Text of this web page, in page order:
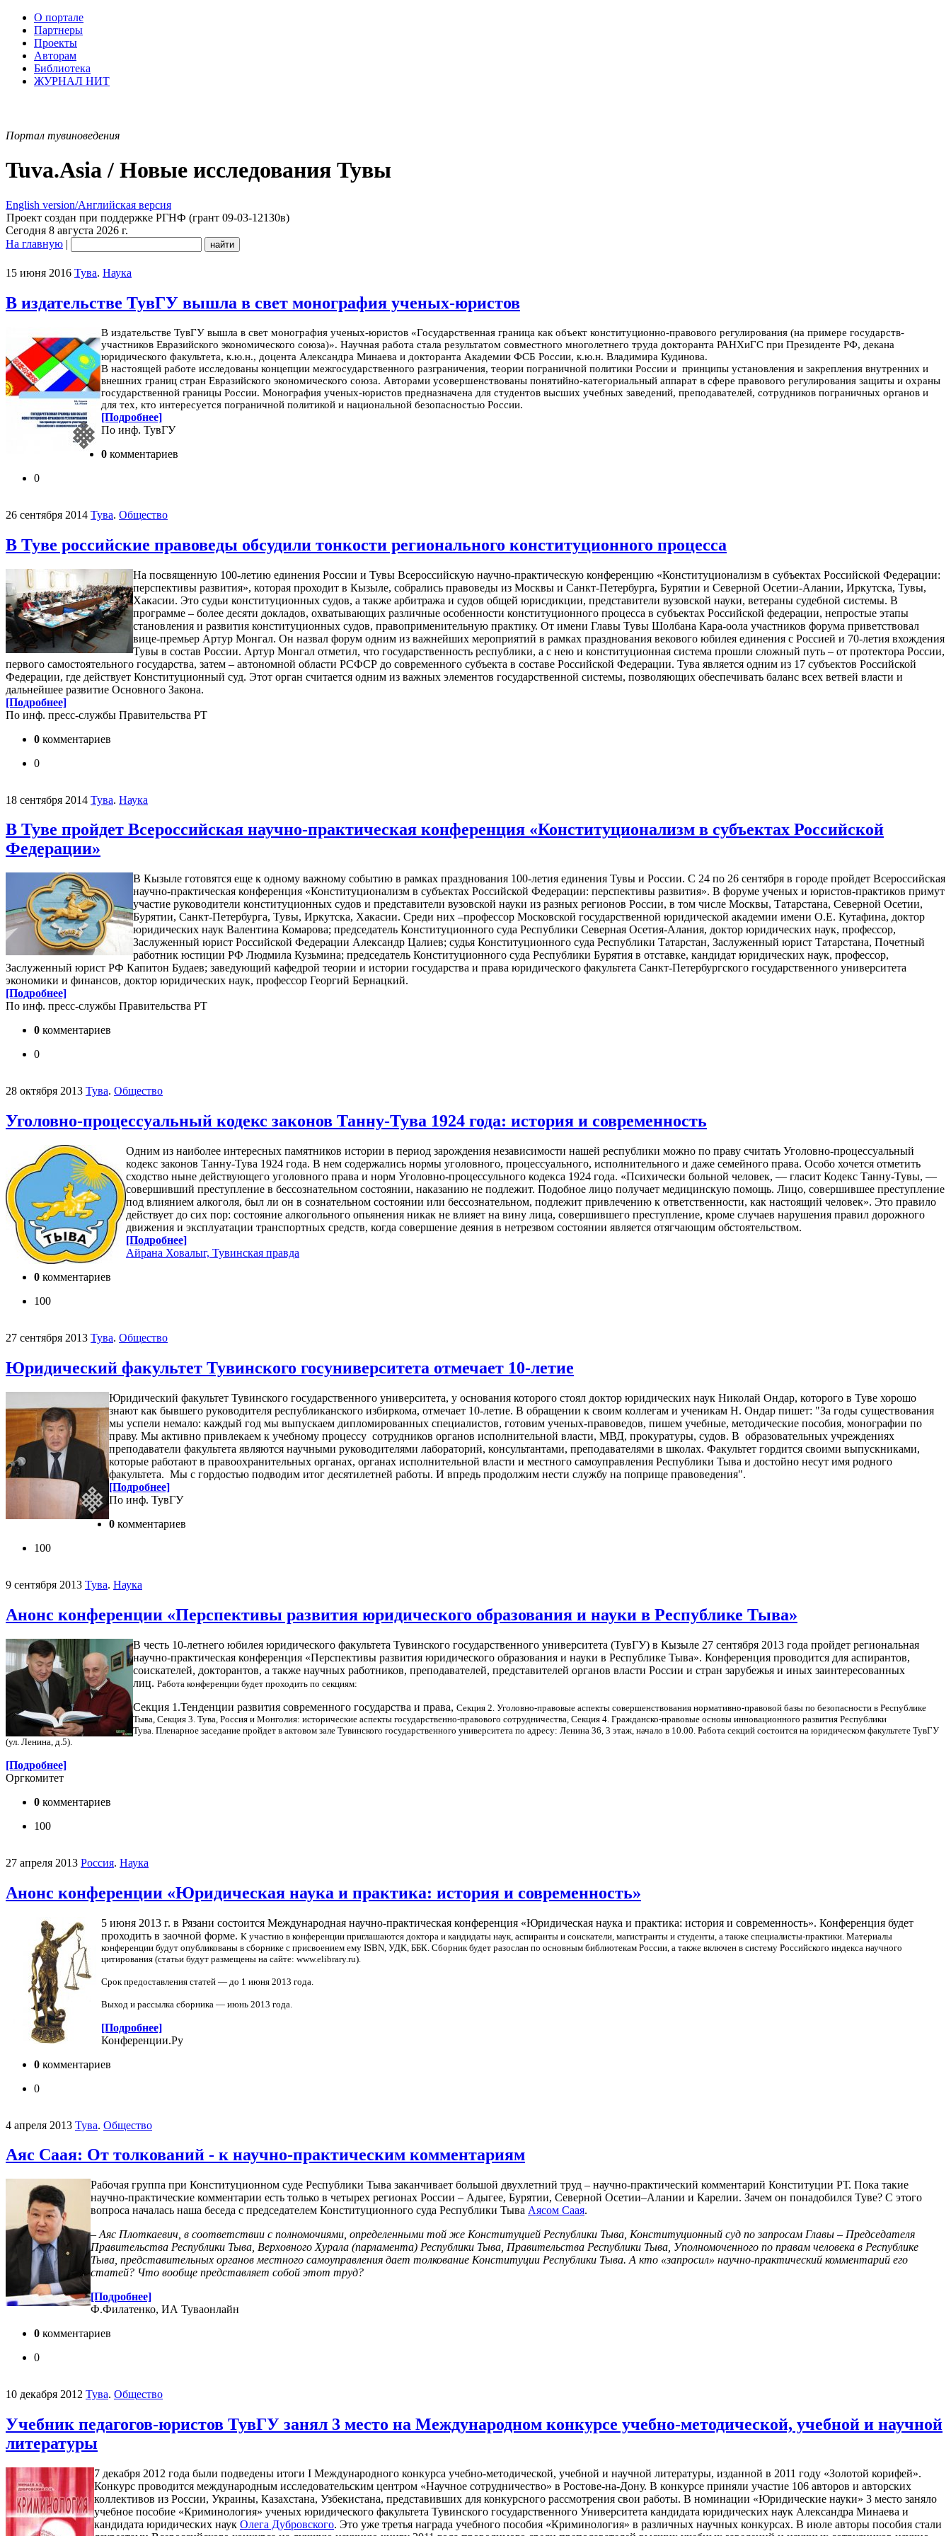
О портале
Партнеры
Проекты
Авторам
Библиотека
ЖУРНАЛ НИТ
Портал тувиноведения
Tuva.Asia / Новые исследования Тувы
English version/Английская версия
Проект создан при поддержке РГНФ (грант 09-03-12130в)
Сегодня 8 августа 2026 г.
На главную |
15 июня 2016 Тува. Наука
В издательстве ТувГУ вышла в свет монография ученых-юристов
В издательстве ТувГУ вышла в свет монография ученых-юристов «Государственная граница как объект конституционно-правового регулирования (на примере государств-
участников Евразийского экономического союза)». Научная работа стала результатом совместного многолетнего труда докторанта РАНХиГС при Президенте РФ, декана
юридического факультета, к.ю.н., доцента Александра Минаева и докторанта Академии ФСБ России, к.ю.н. Владимира Кудинова.
В настоящей работе исследованы концепции межгосударственного разграничения, теории пограничной политики России и принципы установления и закрепления внутренних и
внешних границ стран Евразийского экономического союза. Авторами усовершенствованы понятийно-категориальный аппарат в сфере правового регулирования защиты и охраны
государственной границы России. Монография ученых-юристов предназначена для студентов высших учебных заведений, преподавателей, сотрудников пограничных органов и
для тех, кто интересуется пограничной политикой и национальной безопасностью России.
[Подробнее]
По инф. ТувГУ
0 комментариев
0
26 сентября 2014 Тува. Общество
В Туве российские правоведы обсудили тонкости регионального конституционного процесса
На посвященную 100-летию единения России и Тувы Всероссийскую научно-практическую конференцию «Конституционализм в субъектах Российской Федерации:
перспективы развития», которая проходит в Кызыле, собрались правоведы из Москвы и Санкт-Петербурга, Бурятии и Северной Осетии-Алании, Иркутска, Тувы,
Хакасии. Это судьи конституционных судов, а также арбитража и судов общей юрисдикции, представители вузовской науки, ветераны судебной системы. В
программе – более десяти докладов, охватывающих различные особенности конституционного процесса в субъектах Российской федерации, непростые этапы
становления и развития конституционных судов, правоприменительную практику. От имени Главы Тувы Шолбана Кара-оола участников форума приветствовал
вице-премьер Артур Монгал. Он назвал форум одним из важнейших мероприятий в рамках празднования векового юбилея единения с Россией и 70-летия вхождения
Тувы в состав России. Артур Монгал отметил, что государственность республики, а с нею и конституционная система прошли сложный путь – от протектора России,
первого самостоятельного государства, затем – автономной области РСФСР до современного субъекта в составе Российской Федерации. Тува является одним из 17 субъектов Российской
Федерации, где действует Конституционный суд. Этот орган считается одним из важных элементов государственной системы, позволяющих обеспечивать баланс всех ветвей власти и
дальнейшее развитие Основного Закона.
[Подробнее]
По инф. пресс-службы Правительства РТ
0 комментариев
0
18 сентября 2014 Тува. Наука
В Туве пройдет Всероссийская научно-практическая конференция «Конституционализм в субъектах Российской
Федерации»
В Кызыле готовятся еще к одному важному событию в рамках празднования 100-летия единения Тувы и России. С 24 по 26 сентября в городе пройдет Всероссийская
научно-практическая конференция «Конституционализм в субъектах Российской Федерации: перспективы развития». В форуме ученых и юристов-практиков примут
участие руководители конституционных судов и представители вузовской науки из разных регионов России, в том числе Москвы, Татарстана, Северной Осетии,
Бурятии, Санкт-Петербурга, Тувы, Иркутска, Хакасии. Среди них –профессор Московской государственной юридической академии имени О.Е. Кутафина, доктор
юридических наук Валентина Комарова; председатель Конституционного суда Республики Северная Осетия-Алания, доктор юридических наук, профессор,
Заслуженный юрист Российской Федерации Александр Цалиев; судья Конституционного суда Республики Татарстан, Заслуженный юрист Татарстана, Почетный
работник юстиции РФ Людмила Кузьмина; председатель Конституционного суда Республики Бурятия в отставке, кандидат юридических наук, профессор,
Заслуженный юрист РФ Капитон Будаев; заведующий кафедрой теории и истории государства и права юридического факультета Санкт-Петербургского государственного университета
экономики и финансов, доктор юридических наук, профессор Георгий Бернацкий.
[Подробнее]
По инф. пресс-службы Правительства РТ
0 комментариев
0
28 октября 2013 Тува. Общество
Уголовно-процессуальный кодекс законов Танну-Тува 1924 года: история и современность
Одним из наиболее интересных памятников истории в период зарождения независимости нашей республики можно по праву считать Уголовно-процессуальный
кодекс законов Танну-Тува 1924 года. В нем содержались нормы уголовного, процессуального, исполнительного и даже семейного права. Особо хочется отметить
сходство ныне действующего уголовного права и норм Уголовно-процессульного кодекса 1924 года. «Психически больной человек, — гласит Кодекс Танну-Тувы, —
совершивший преступление в бессознательном состоянии, наказанию не подлежит. Подобное лицо получает медицинскую помощь. Лицо, совершившее преступление
под влиянием алкоголя, был ли он в сознательном состоянии или бессознательном, подлежит привлечению к ответственности, как настоящий человек». Это правило
действует до сих пор: состояние алкогольного опьянения никак не влияет на вину лица, совершившего преступление, кроме случаев нарушения правил дорожного
движения и эксплуатации транспортных средств, когда совершение деяния в нетрезвом состоянии является отягчающим обстоятельством.
[Подробнее]
Айрана Ховалыг, Тувинская правда
0 комментариев
100
27 сентября 2013 Тува. Общество
Юридический факультет Тувинского госуниверситета отмечает 10-летие
Юридический факультет Тувинского государственного университета, у основания которого стоял доктор юридических наук Николай Ондар, которого в Туве хорошо
знают как бывшего руководителя республиканского избиркома, отмечает 10-летие. В обращении к своим коллегам и ученикам Н. Ондар пишет: "За годы существования
мы успели немало: каждый год мы выпускаем дипломированных специалистов, готовим ученых-правоведов, пишем учебные, методические пособия, монографии по
праву. Мы активно привлекаем к учебному процессу сотрудников органов исполнительной власти, МВД, прокуратуры, судов. В образовательных учреждениях
преподаватели факультета являются научными руководителями лабораторий, консультантами, преподавателями в школах. Факультет гордится своими выпускниками,
которые работают в правоохранительных органах, органах исполнительной власти и местного самоуправления Республики Тыва и достойно несут имя родного
факультета. Мы с гордостью подводим итог десятилетней работы. И впредь продолжим нести службу на поприще правоведения".
[Подробнее]
По инф. ТувГУ
0 комментариев
100
9 сентября 2013 Тува. Наука
Анонс конференции «Перспективы развития юридического образования и науки в Республике Тыва»
В честь 10-летнего юбилея юридического факультета Тувинского государственного университета (ТувГУ) в Кызыле 27 сентября 2013 года пройдет региональная
научно-практическая конференция «Перспективы развития юридического образования и науки в Республике Тыва». Конференция проводится для аспирантов,
соискателей, докторантов, а также научных работников, преподавателей, представителей органов власти России и стран зарубежья и иных заинтересованных
лиц. Работа конференции будет проходить по секциям:
Секция 1.Тенденции развития современного государства и права, Секция 2. Уголовно-правовые аспекты совершенствования нормативно-правовой базы по безопасности в Республике
Тыва, Секция 3. Тува, Россия и Монголия: исторические аспекты государственно-правового сотрудничества, Секция 4. Гражданско-правовые основы инновационного развития Республики
Тува. Пленарное заседание пройдет в актовом зале Тувинского государственного университета по адресу: Ленина 36, 3 этаж, начало в 10.00. Работа секций состоится на юридическом факультете ТувГУ
(ул. Ленина, д.5).
[Подробнее]
Оргкомитет
0 комментариев
100
27 апреля 2013 Россия. Наука
Анонс конференции «Юридическая наука и практика: история и современность»
5 июня 2013 г. в Рязани состоится Международная научно-практическая конференция «Юридическая наука и практика: история и современность». Конференция будет
проходить в заочной форме. К участию в конференции приглашаются доктора и кандидаты наук, аспиранты и соискатели, магистранты и студенты, а также специалисты-практики. Материалы
конференции будут опубликованы в сборнике с присвоением ему ISBN, УДК, ББК. Сборник будет разослан по основным библиотекам России, а также включен в систему Российского индекса научного
цитирования (статьи будут размещены на сайте: www.elibrary.ru).
Срок предоставления статей — до 1 июня 2013 года.
Выход и рассылка сборника — июнь 2013 года.
[Подробнее]
Конференции.Ру
0 комментариев
0
4 апреля 2013 Тува. Общество
Аяс Саая: От толкований - к научно-практическим комментариям
Рабочая группа при Конституционном суде Республики Тыва заканчивает большой двухлетний труд – научно-практический комментарий Конституции РТ. Пока такие
научно-практические комментарии есть только в четырех регионах России – Адыгее, Бурятии, Северной Осетии–Алании и Карелии. Зачем он понадобился Туве? С этого
вопроса началась наша беседа с председателем Конституционного суда Республики Тыва Аясом Саая.
– Аяс Плоткаевич, в соответствии с полномочиями, определенными той же Конституцией Республики Тыва, Конституционный суд по запросам Главы – Председателя
Правительства Республики Тыва, Верховного Хурала (парламента) Республики Тыва, Правительства Республики Тыва, Уполномоченного по правам человека в Республике
Тыва, представительных органов местного самоуправления дает толкование Конституции Республики Тыва. А кто «запросил» научно-практический комментарий его
статей? Что вообще представляет собой этот труд?
[Подробнее]
Ф.Филатенко, ИА Туваонлайн
0 комментариев
0
10 декабря 2012 Тува. Общество
Учебник педагогов-юристов ТувГУ занял 3 место на Международном конкурсе учебно-методической, учебной и научной
литературы
7 декабря 2012 года были подведены итоги I Международного конкурса учебно-методической, учебной и научной литературы, изданной в 2011 году «Золотой корифей».
Конкурс проводится международным исследовательским центром «Научное сотрудничество» в Ростове-на-Дону. В конкурсе приняли участие 106 авторов и авторских
коллективов из России, Украины, Казахстана, Узбекистана, представивших для конкурсного рассмотрения свои работы. В номинации «Юридические науки» 3 место заняло
учебное пособие «Криминология» ученых юридического факультета Тувинского государственного Университета кандидата юридических наук Александра Минаева и
кандидата юридических наук Олега Дубровского. Это уже третья награда учебного пособия «Криминология» в различных научных конкурсах. В июле авторы пособия стали